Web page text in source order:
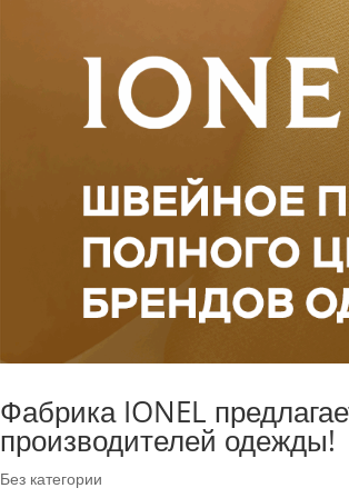
Фабрика IONEL
производителей одежды!
Без категории